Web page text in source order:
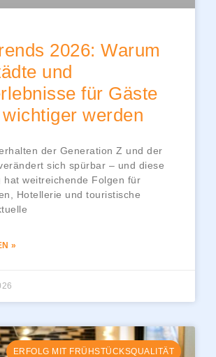
2026: Warum
und
für Gäste
werden
der Generation Z und der
sich spürbar – und diese
hat weitreichende Folgen für
Hotellerie und touristische
»
ERFOLG MIT FRÜHSTÜCKSQUALITÄT